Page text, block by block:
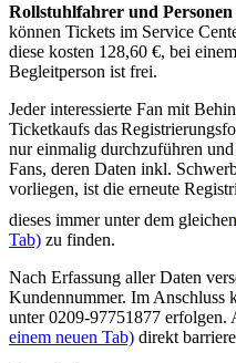
Rollstuhlfahrer und
können Tickets im Service
diese kosten 128,60 €, bei
Begleitperson ist frei.
Jeder interessierte Fan mit
Ticketkaufs das
nur einmalig durchzuführen
Fans, deren Daten inkl.
vorliegen, ist die erneute
dieses immer unter dem gleichen
Tab) zu finden.
Nach Erfassung aller Daten
Kundennummer. Im Anschluss
unter 0209-97751877 erfolgen.
einem neuen Tab) direkt